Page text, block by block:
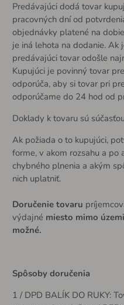
Predávajúci dodá tovar
pracovných dní od
objednávky platené na
je iná lehota na dodanie.
predávajúci tovar odošle
Kupujúci je povinný tovar
odporúča, aby si tovar pri
odporúčame do 24 hod od
Doklady k tovaru sú
Ak požiada o to kupujúci,
forme, v akom rozsahu a po
chybného plnenia a akým
nich uplatniť.
Doručenie tovaru
výdajné miesto mimo
možné.
Spôsoby doručenia
1 / DPD BALÍK DO RUKY: